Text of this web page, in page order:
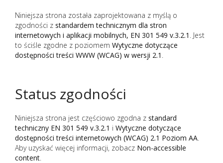
Niniejsza strona została zaprojektowana z myślą o
zgodności z standardem technicznym dla stron
internetowych i aplikacji mobilnych, EN 301 549 v.3.2.1 . Jest
to ściśle zgodne z poziomem Wytyczne dotyczące
dostępności treści WWW (WCAG) w wersji 2.1
Status zgodności
Niniejsza strona jest częściowo zgodna z standard
techniczny EN 301 549 v.3.2.1 i Wytyczne dotyczące
dostępności treści internetowych (WCAG) 2.1 Poziom AA
Aby uzyskać więcej informacji, zobacz Non-accessible
content